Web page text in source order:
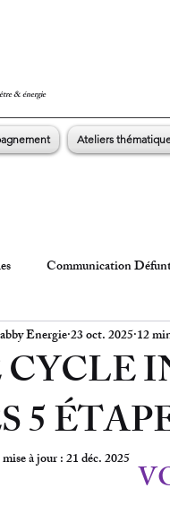
& énergie
Ateliers
Communication
5
Energie23 oct. 2025 12
à jour :21 déc. 2025